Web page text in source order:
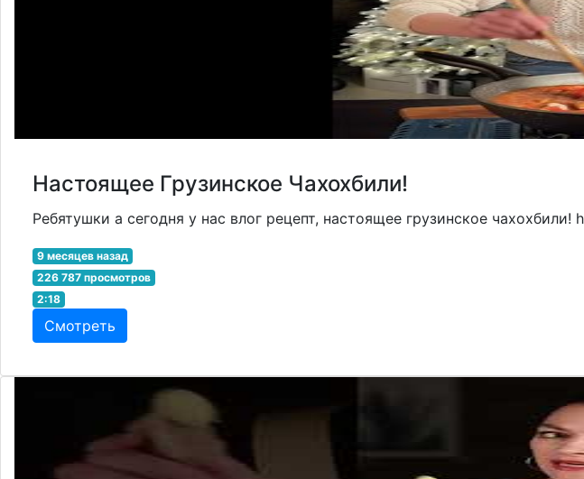
Настоящее Грузинское Чахохбили!
Ребятушки а сегодня у нас влог рецепт, настоящее грузинское
9 месяцев назад
226 787 просмотров
2:18
Смотреть